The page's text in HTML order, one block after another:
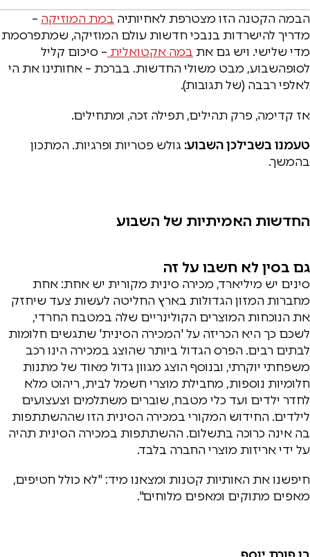
הבמה הקטנה הזו מצטרפת לאחיותיה במת המוזיקה –
מדריך להישרדות בנבכי חדשות עולם המוזיקה, שמתפרסמת
מדי שלישי. ויש גם את במה אקטואלית – סיכום קליל
לסופהשבוע, מבט משולי החדשות. בברכת – אחותינו את הי
לאלפי רבבה (של תגובות).
אז קדימה, פרק תהילים, תפילה זכה, ומתחילים.
טעמנו בשבילכן השבוע: גולש פטריות ופרגיות. המתכון
בהמשך.
החדשות האמיתיות של השבוע
גם בסין לא חשבו על זה
סינים יש מיליארד, מכירה סינית מקורית יש אחת: אחת
מחברות המזון הגדולות בארץ החליטה לעשות צעד שיחזק
את הנוכחות המוצרים הקולינריים שלה במטבח החרדי,
לשכם כך היא הכריזה על 'המכירה הסינית' שתגשים חלומות
לבתים רבים. הפרס הגדול ביותר שהוצג במכירה הינו רכב
משפחתי יוקרתי, ובנוסף הוצג מגוון גדול מאוד של מתנות
חלומיות נוספות, מחבילת מוצרי חשמל לבית, ריהוט מלא
לחדר ילדים ועד כלי מטבח, שוברים משתלמים וצעצועים
לילדים. החידוש המקורי במכירה הסינית הזו שההשתתפות
בה אינה כרוכה בתשלום. ההשתתפות במכירה הסינית תהיה
על ידי אריזות מוצרי החברה בלבד.
חיפשנו את האותיות קטנות ומצאנו מיד: "לא כולל חטיפים,
מאפים מתוקים ומאפים מלוחים".